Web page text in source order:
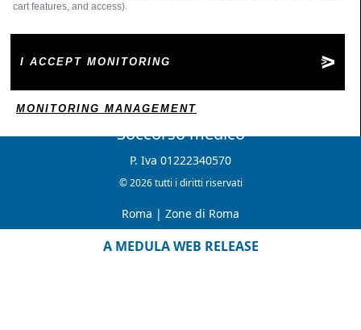
Soccorso medico
P. Iva 01222340570
© 2026 tutti i diritti riservati
Roma | Zone di Roma
A MEDULA WEB RELEASE
cart features, and access).
I ACCEPT MONITORING
MONITORING MANAGEMENT